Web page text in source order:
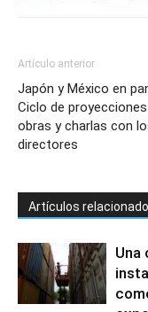
Artículo anterior
Japón y México en
Ciclo de
obras y charlas con
directores
Artículos
Una